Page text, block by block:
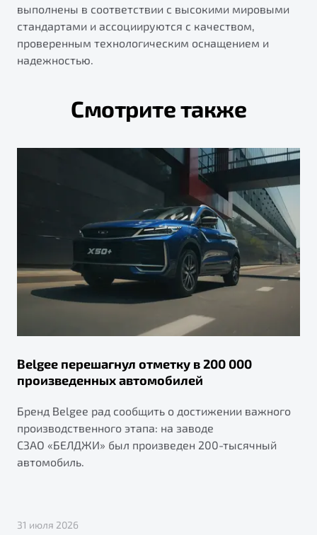
выполнены в соответствии с высокими мировыми
стандартами и ассоциируются с качеством,
проверенным технологическим оснащением и
надежностью.
Смотрите также
Belgee перешагнул отметку в 200 000
произведенных автомобилей
Бренд Belgee рад сообщить о достижении важного
производственного этапа: на заводе
СЗАО «БЕЛДЖИ» был произведен 200-тысячный
автомобиль.
31 июля 2026